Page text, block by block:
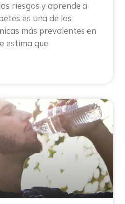
riesgos y aprende a
es una de las
más prevalentes en
estima que